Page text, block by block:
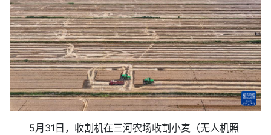
5月31日，收割机在三河农场收割小麦（无人机照